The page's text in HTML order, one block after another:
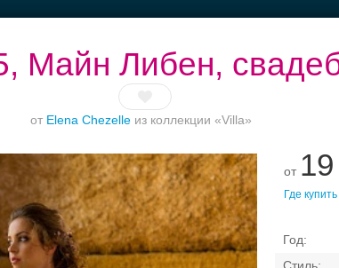
Майн Либен,
от Elena Chezelleиз коллекции «Villa»
от
Где купить
до 1500 руб. Выбери своё платье
Торжество в
Петергофе